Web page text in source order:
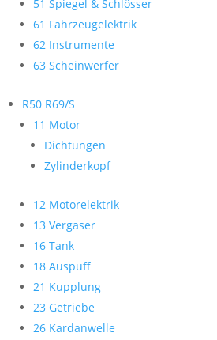
51 Spiegel & Schlösser
61 Fahrzeugelektrik
62 Instrumente
63 Scheinwerfer
R50 R69/S
11 Motor
Dichtungen
Zylinderkopf
12 Motorelektrik
13 Vergaser
16 Tank
18 Auspuff
21 Kupplung
23 Getriebe
26 Kardanwelle